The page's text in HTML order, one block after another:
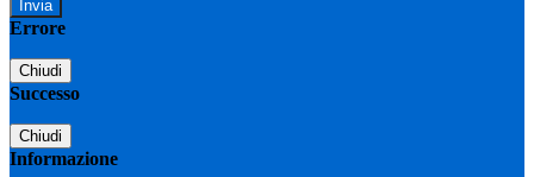
Errore
Chiudi
Successo
Chiudi
Informazione